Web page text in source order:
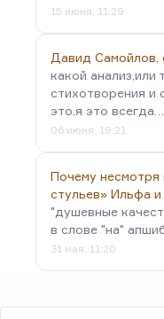
15 июня, 11:29
Давид Самойлов,
какой анализ,или
стихотворения и
это,я это всегда…
06 июня, 19:21
Почему несмотря
стульев» Ильфа и
"душевные
в слове "на"
31 мая, 11:20